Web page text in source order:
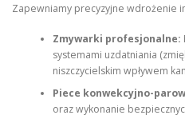
Zapewniamy precyzyjne wdrożenie
Zmywarki profesjonalne:
systemami uzdatniania
niszczycielskim wpływem
Piece konwekcyjno-
oraz wykonanie